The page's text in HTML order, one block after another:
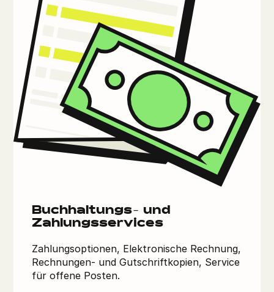
Buchhaltungs- und
Zahlungsservices
Zahlungsoptionen, Elektronische Rechnung,
Rechnungen- und Gutschriftkopien, Service
für offene Posten.